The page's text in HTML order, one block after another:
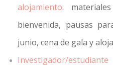
alojamiento:
bienvenida, pausas
junio, cena de gala y
Investigador/